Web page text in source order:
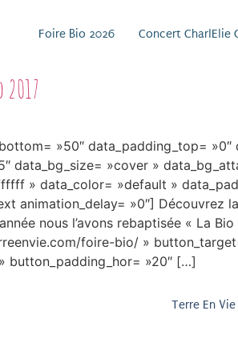
Foire Bio 2026 Concert CharlElie
»50″ data_padding_top=
data_bg_size= »cover »
» data_color= »default »
animation_delay= »0″]
nous l’avons rebaptisée « La
foire-bio/ »
button_padding_hor= »20″ […]
Terre En